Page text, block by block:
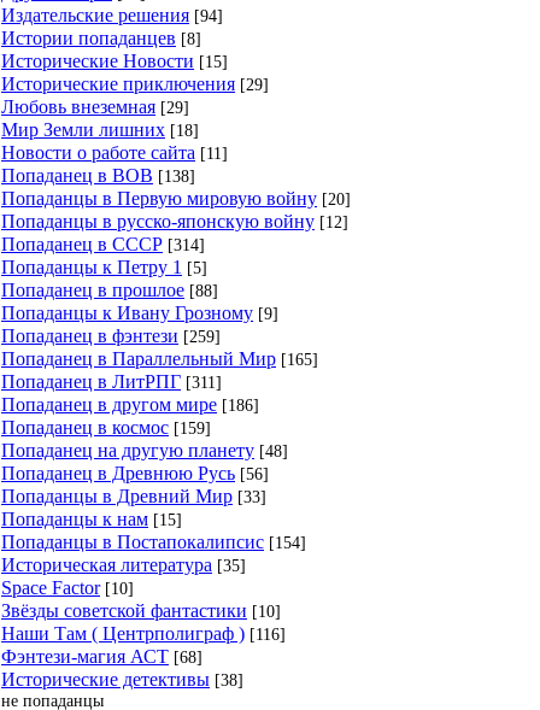
Издательские решения [94]
Истории попаданцев [8]
Исторические Новости [15]
Исторические приключения [29]
Любовь внеземная [29]
Мир Земли лишних [18]
Новости о работе сайта [11]
Попаданец в ВОВ [138]
Попаданцы в Первую мировую войну [20]
Попаданцы в русско-японскую войну [12]
Попаданец в СССР [314]
Попаданцы к Петру 1 [5]
Попаданец в прошлое [88]
Попаданцы к Ивану Грозному [9]
Попаданец в фэнтези [259]
Попаданец в Параллельный Мир [165]
Попаданец в ЛитРПГ [311]
Попаданец в другом мире [186]
Попаданец в космос [159]
Попаданец на другую планету [48]
Попаданец в Древнюю Русь [56]
Попаданцы в Древний Мир [33]
Попаданцы к нам [15]
Попаданцы в Постапокалипсис [154]
Историческая литература [35]
Space Factor [10]
Звёзды советской фантастики [10]
Наши Там ( Центрполиграф ) [116]
Фэнтези-магия АСТ [68]
Исторические детективы [38]
не попаданцы